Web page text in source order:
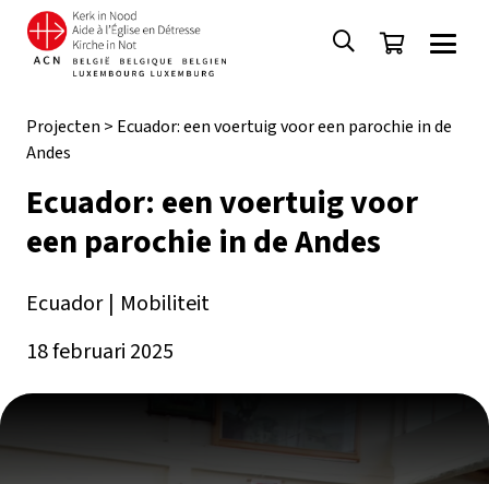
Projecten > Ecuador: een voertuig voor een parochie in de
Andes
Ecuador: een voertuig voor
een parochie in de Andes
Ecuador | Mobiliteit
18 februari 2025